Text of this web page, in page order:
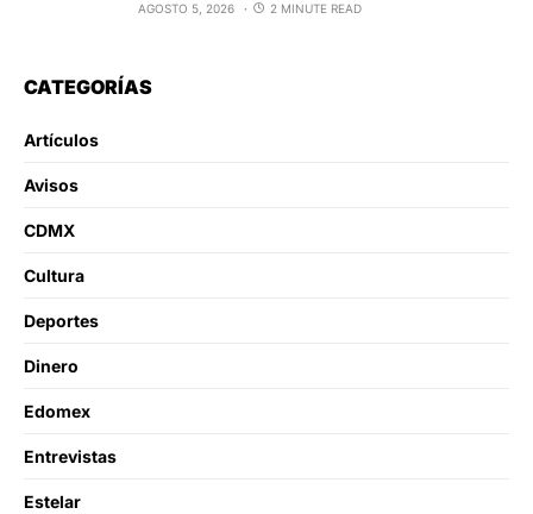
AGOSTO 5, 2026 2 MINUTE READ
CATEGORÍAS
Artículos
Avisos
CDMX
Cultura
Deportes
Dinero
Edomex
Entrevistas
Estelar